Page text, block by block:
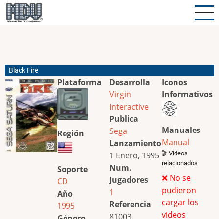
Pasar
al
Black Fire
Plataforma
Región
Soporte
CD
Año
1995
Desarrolla
Virgin
Interactive
Publica
Sega
Lanzamiento
1 Enero, 1995
Num.
Jugadores
1
Referencia
81003
Iconos
Informativos
Manuales
Manual
🎬 Videos
relacionados
❌ No se
pudieron
cargar los
videos